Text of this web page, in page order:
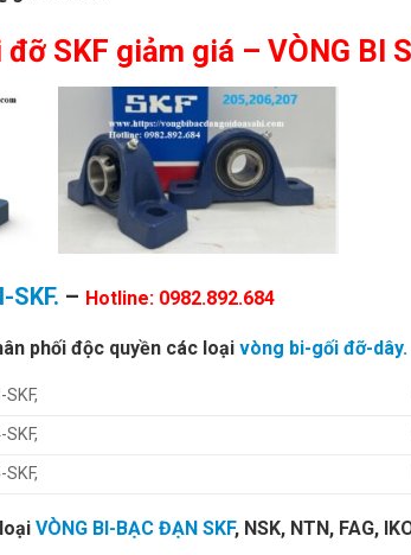
SKF giảm giá – VÒNG BI
SKF. – Hotline: 0982.892.684
phối độc quyền các loại vòng bi-gối đỡ-dây.
VÒNG BI-BẠC ĐẠN SKF, NSK, NTN, FAG,